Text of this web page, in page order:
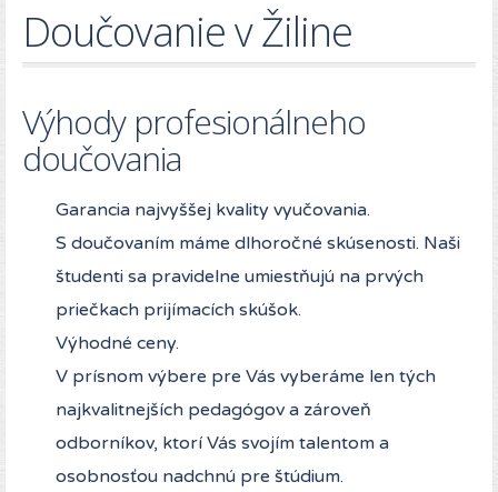
Doučovanie v Žiline
Výhody profesionálneho
doučovania
Garancia najvyššej kvality vyučovania.
S doučovaním máme dlhoročné skúsenosti. Naši
študenti sa pravidelne umiestňujú na prvých
priečkach prijímacích skúšok.
Výhodné ceny.
V prísnom výbere pre Vás vyberáme len tých
najkvalitnejších pedagógov a zároveň
odborníkov, ktorí Vás svojím talentom a
osobnosťou nadchnú pre štúdium.